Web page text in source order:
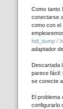
Como tanto
conectarse
como con el
hdl_dump /
adaptador
Descartada
parece fácil:
se conecte
El
configurarlo